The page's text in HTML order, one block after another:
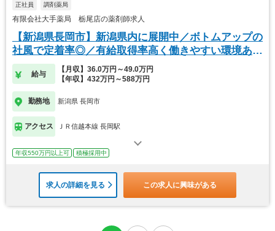
正社員 調剤薬局
有限会社大手薬局 栃尾店の薬剤師求人
【新潟県長岡市】新潟県内に展開中／ボトムアップの
社風で定着率◎／有給取得率高く働きやすい環境あ
り！
給与
【月収】36.0万円～49.0万円
【年収】432万円～588万円
勤務地 新潟県 長岡市
アクセス ＪＲ信越本線 長岡駅
年収550万円以上可 積極採用中
求人の詳細を見る この求人に興味がある